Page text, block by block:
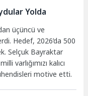
Yolda
üçüncü ve
Hedef, 2026’da 500
Selçuk Bayraktar
varlığımızı kalıcı
motive etti.